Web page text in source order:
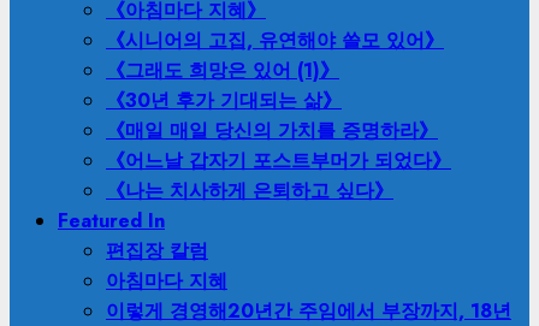
《아침마다 지혜》
《시니어의 고집, 유연해야 쓸모 있어》
《그래도 희망은 있어 (1)》
《30년 후가 기대되는 삶》
《매일 매일 당신의 가치를 증명하라》
《어느날 갑자기 포스트부머가 되었다》
《나는 치사하게 은퇴하고 싶다》
Featured In
편집장 칼럼
아침마다 지혜
이렇게 경영해20년간 주임에서 부장까지, 18년